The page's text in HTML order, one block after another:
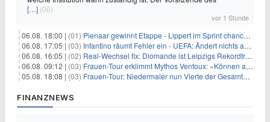
[…] (00)
vor 1 Stunde
06.08. 18:00 | (01) Pienaar gewinnt Etappe - Lippert im Sprint chancenlos
06.08. 17:05 | (03) Infantino räumt Fehler ein - UEFA: Ändert nichts an Boykott
06.08. 16:05 | (02) Real-Wechsel fix: Diomande ist Leipzigs Rekordtransfer
06.08. 09:12 | (03) Frauen-Tour erklimmt Mythos Ventoux: «Können alles schaffen»
05.08. 18:08 | (03) Frauen-Tour: Niedermaier nun Vierte der Gesamtwertung
FINANZNEWS